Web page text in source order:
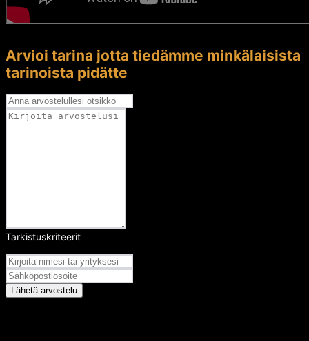
Arvioi tarina jotta tiedämme minkälaisista
tarinoista pidätte
Tarkistuskriteerit
Lähetä arvostelu